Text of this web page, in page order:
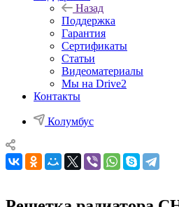
Назад
Поддержка
Гарантия
Сертификаты
Статьи
Видеоматериалы
Мы на Drive2
Контакты
Колумбус